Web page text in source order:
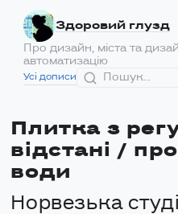
Здоровий глузд
Про дизайн, міста та
автоматизацію
Усі дописи
Плитка з
відстані /
води
Норвезька